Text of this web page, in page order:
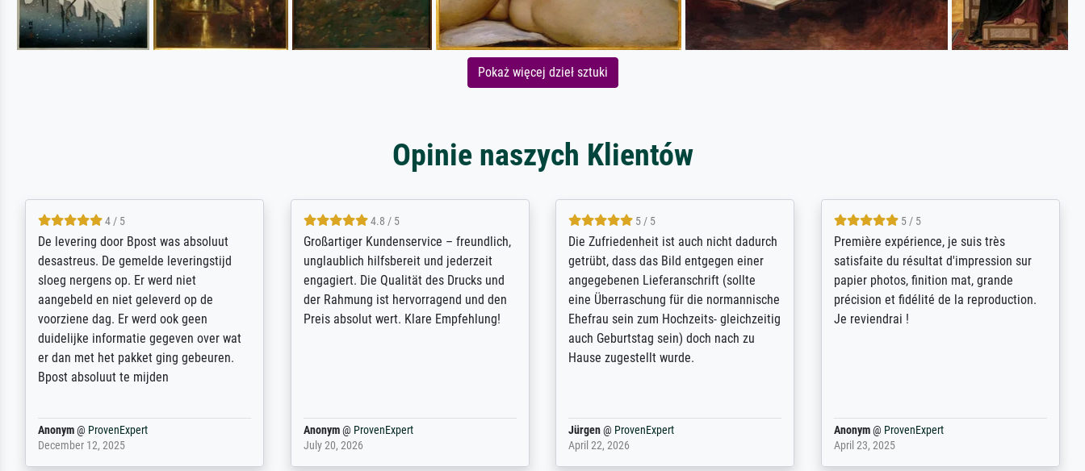
Pokaż więcej dzieł sztuki
Opinie naszych Klientów
5 / 5
Sehr gute Qualität des Leinwanddrucks
und des Rahmens! Unser Bild wurde
sehr sorgfältig und sicher verpackt, so
dass es unbeschadet bei uns ankam. Es
wird nicht unser letzter Meisterdruck
sein. Vielen Dank!
Reinhold,@ProvenExpert
April 22, 2026
5 / 5
Für ein Erinnerungsbuch mit der
Feldpost meines Großvaters aus dem 1.
Weltkrieg benötigte ich ein
ausdrucksvolles Bild. Das habe ich bei
Ihnen gefunden. Bei der Auswahl der
weiter. Vielen ...
Margot@ProvenExpert
February 20, 2026
4.8 / 5
Hervorragende Qualität. Man kann sich
vieles anpassen lassen, wie z.B.:
Randentfernung, Farbe, Helligkeit,
Kontrast und Weiteres. Sehr freundliche
Kontaktperson per Mail. Das Bild (ein
Kunstdruck) wurde sehr gut verpackt -
sehr starke Papprolle mit Plastikdeckeln
Anonym@ProvenExpert
August 12, 2025
4.8 / 5
Qualité absolument irréprochable.
Extraordinaire diversité des thèmes
abordés et personnalisation des
demandes (recadrage, réajustement des
couleurs). Relation clientèle parfaite.
Anonym@ ProvenExpert
March 31, 2025